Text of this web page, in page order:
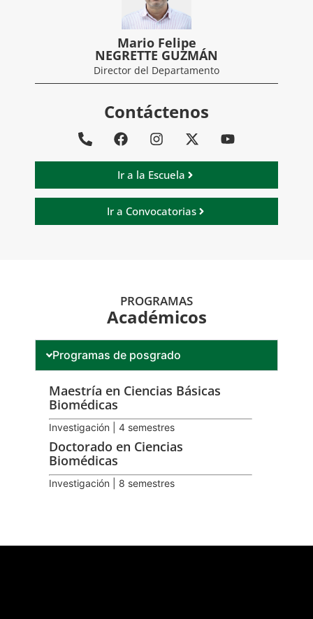
Mario Felipe
NEGRETTE GUZMÁN
Director del Departamento
Contáctenos
Ir a la Escuela
Ir a Convocatorias
PROGRAMAS
Académicos
Programas de posgrado
Maestría en Ciencias Básicas
Biomédicas
Investigación | 4 semestres
Doctorado en Ciencias
Biomédicas
Investigación | 8 semestres